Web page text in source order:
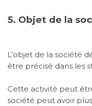
5. Objet de la
L’objet de la société
être précisé dans les
Cette activité peut
société peut avoir